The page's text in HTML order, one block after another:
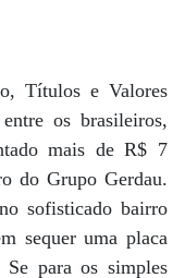
Títulos e Valores
os brasileiros,
mais de R$ 7
do Grupo Gerdau.
sofisticado bairro
sequer uma placa
para os simples